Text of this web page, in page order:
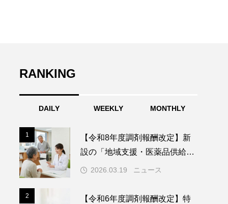
RANKING
DAILY WEEKLY MONTHLY
1
【令和8年度調剤報酬改定】新
設の「地域支援・医薬品供給対
応体制加算」を徹底解説ー供給
要件
2026.03.19 ニュース
2
【令和6年度調剤報酬改定】特